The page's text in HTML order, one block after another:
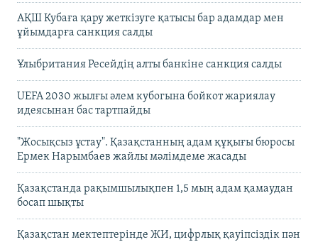
АҚШ Кубаға қару жеткізуге қатысы бар адамдар мен
ұйымдарға санкция салды
Ұлыбритания Ресейдің алты банкіне санкция салды
UEFA 2030 жылғы әлем кубогына бойкот жариялау
идеясынан бас тартпайды
"Жосықсыз ұстау". Қазақстанның адам құқығы бюросы
Ермек Нарымбаев жайлы мәлімдеме жасады
Қазақстанда рақымшылықпен 1,5 мың адам қамаудан
босап шықты
Қазақстан мектептерінде ЖИ, цифрлық қауіпсіздік пән